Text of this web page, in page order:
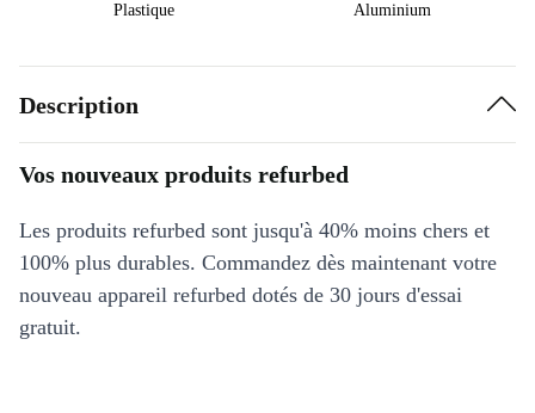
Plastique
Aluminium
Description
Vos nouveaux produits refurbed
Les produits refurbed sont jusqu'à 40% moins chers et
100% plus durables. Commandez dès maintenant votre
nouveau appareil refurbed dotés de 30 jours d'essai
gratuit.